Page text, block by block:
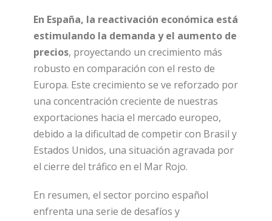
En España, la reactivación económica está
estimulando la demanda y el aumento de
precios, proyectando un crecimiento más
robusto en comparación con el resto de
Europa. Este crecimiento se ve reforzado por
una concentración creciente de nuestras
exportaciones hacia el mercado europeo,
debido a la dificultad de competir con Brasil y
Estados Unidos, una situación agravada por
el cierre del tráfico en el Mar Rojo.
En resumen, el sector porcino español
enfrenta una serie de desafíos y